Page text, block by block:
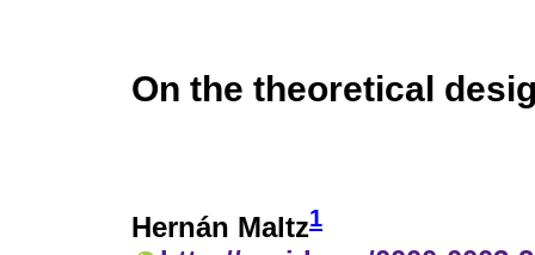
On the theoretical
Hernán Maltz1